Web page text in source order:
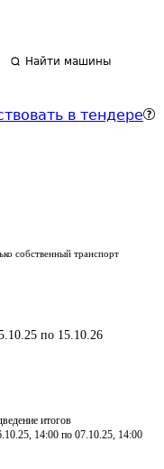
Найти машины
в тендере
собственный транспорт
по 15.10.26
итогов
14:00 по 07.10.25, 14:00